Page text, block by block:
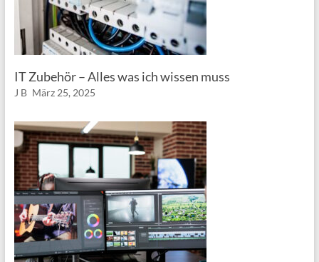
IT Zubehör – Alles was ich wissen muss
J B März 25, 2025